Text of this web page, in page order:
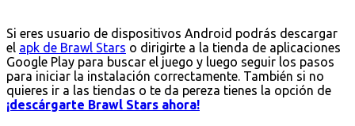
Si eres usuario de dispositivos Android podrás descargar
el apk de Brawl Stars o dirigirte a la tienda de aplicaciones
Google Play para buscar el juego y luego seguir los pasos
para iniciar la instalación correctamente. También si no
quieres ir a las tiendas o te da pereza tienes la opción de
¡descárgarte Brawl Stars ahora!